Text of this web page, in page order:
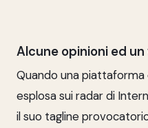
Alcune opinioni ed
Quando una
esplosa sui radar di
il suo tagline